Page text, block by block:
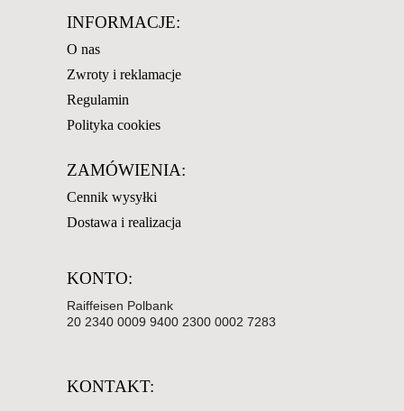
INFORMACJE:
O nas
Zwroty i reklamacje
Regulamin
Polityka cookies
ZAMÓWIENIA:
Cennik wysyłki
Dostawa i realizacja
KONTO:
Raiffeisen Polbank
20 2340 0009 9400 2300 0002 7283
KONTAKT: